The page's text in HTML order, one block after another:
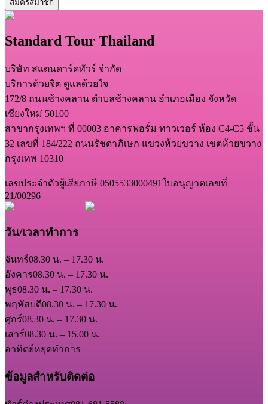
สมัครสมาชิก
Standard Tour Thailand
บริษัท สแตนดาร์ดทัวร์ จำกัด
บริการด้วยจิต ดูแลด้วยใจ
172/8 ถนนช้างคลาน ตำบลช้างคลาน อำเภอเมือง จังหวัด
เชียงใหม่ 50100
สาขากรุงเทพฯ ที่ 00003 อาคารฟอรั่ม ทาวเวอร์ ห้อง C4-C5 ชั้น
32 เลขที่ 184/222 ถนนรัชดาภิเษก แขวงห้วยขวาง เขตห้วยขวาง
กรุงเทพ 10310
เลขประจำตัวผู้เสียภาษี 0505533000491ใบอนุญาตเลขที่
21/00296
วัน/เวลาทำการ
จันทร์08.30 น. – 17.30 น.
อังคาร08.30 น. – 17.30 น.
พุธ08.30 น. – 17.30 น.
พฤหัสบดี08.30 น. – 17.30 น.
ศุกร์08.30 น. – 17.30 น.
เสาร์08.30 น. – 15.00 น.
อาทิตย์หยุดทำการ
ข้อมูลสำหรับติดต่อ